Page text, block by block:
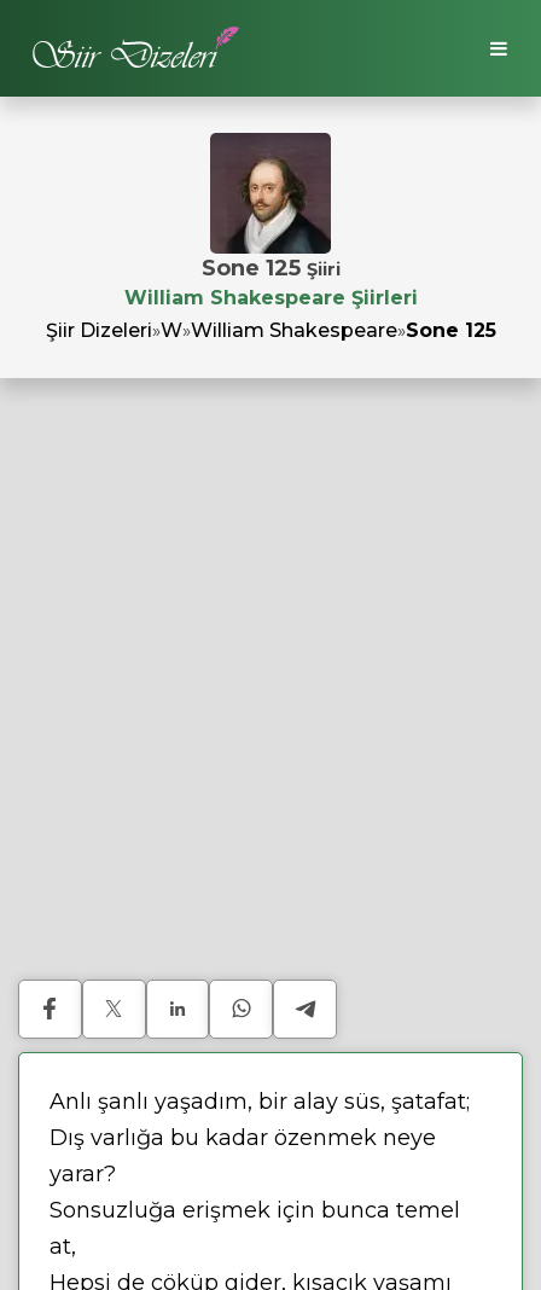
Sone 125 Şiiri
William Shakespeare Şiirleri
Şiir Dizeleri»W»William Shakespeare»Sone 125
Anlı şanlı yaşadım, bir alay süs, şatafat;
Dış varlığa bu kadar özenmek neye
yarar?
Sonsuzluğa erişmek için bunca temel
at,
Hepsi de çöküp gider, kısacık yaşamı